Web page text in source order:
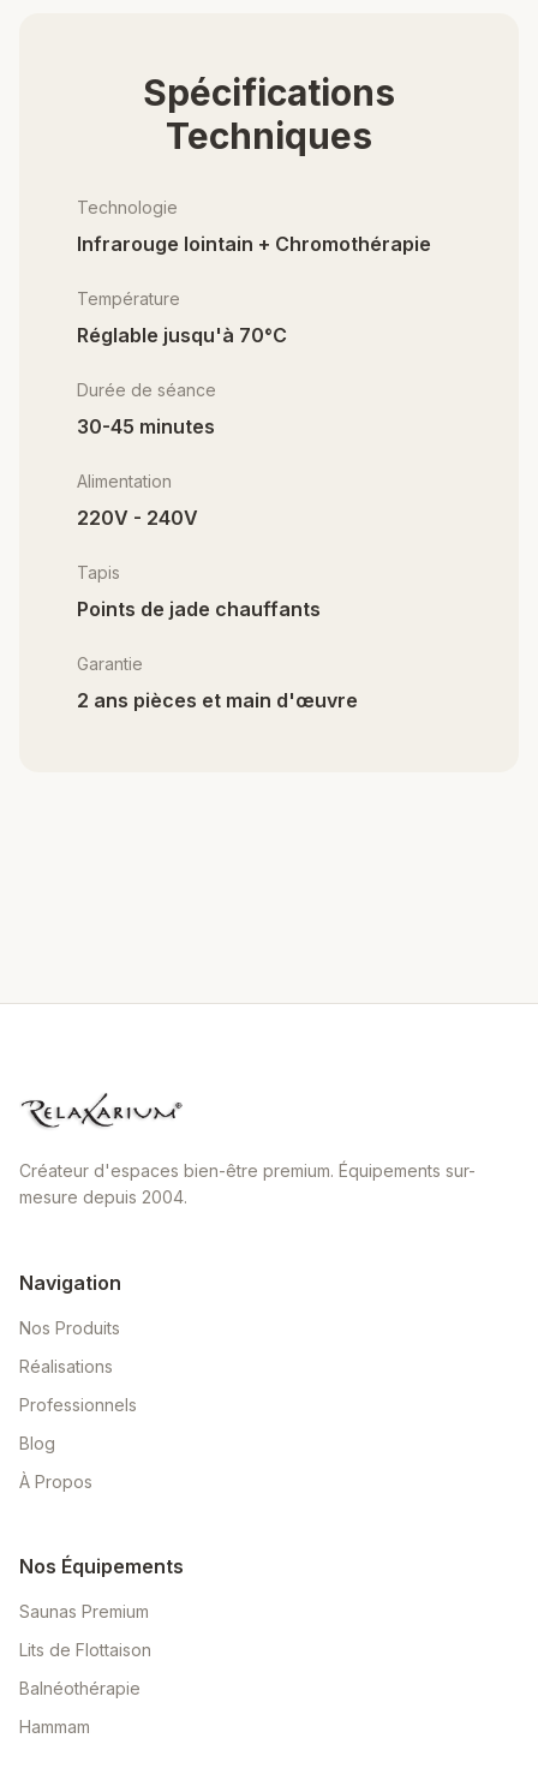
Spécifications
Techniques
Technologie
Infrarouge lointain + Chromothérapie
Température
Réglable jusqu'à 70°C
Durée de séance
30-45 minutes
Alimentation
220V - 240V
Tapis
Points de jade chauffants
Garantie
2 ans pièces et main d'œuvre
Créateur d'espaces bien-être premium. Équipements sur-
mesure depuis 2004.
Navigation
Nos Produits
Réalisations
Professionnels
Blog
À Propos
Nos Équipements
Saunas Premium
Lits de Flottaison
Balnéothérapie
Hammam